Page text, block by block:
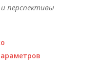
перспективы